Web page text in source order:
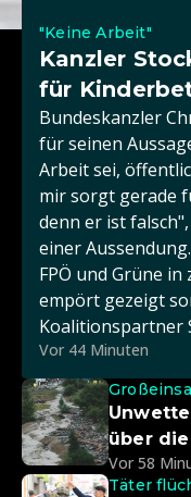
"Keine Arbeit"
Kanzler
für
Bundeskanzler
für seinen
Arbeit sei,
mir sorgt gerade
denn er ist
einer
FPÖ und Grüne
empört gezeigt
Koalitionspartner
Vor 44 Minuten
über
Vor 58
Täter